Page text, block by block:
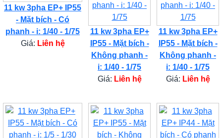
11 kw 3pha EP+ IP55
- Mặt bích - Có
phanh - i: 1/40 - 1/75
Giá: Liên hệ
11 kw 3pha EP+
IP55 - Mặt bích -
Không phanh -
i: 1/40 - 1/75
Giá: Liên hệ
11 kw 3pha EP+
IP55 - Mặt bích -
Không phanh -
i: 1/40 - 1/75
Giá: Liên hệ